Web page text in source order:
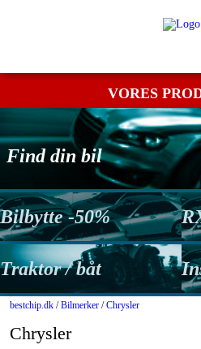
VORES
Find din bil
Bilbytte -50%
Traktor / båt
bestchip.dk /Bilmerker /Chrysler
Chrysler